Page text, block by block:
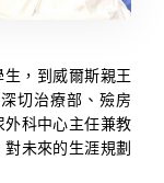
，到威爾斯親王
切治療部、殮房
科中心主任兼教
未來的生涯規劃